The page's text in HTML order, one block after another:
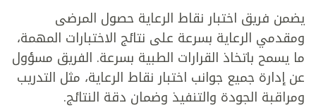
يضمن فريق اختبار نقاط الرعاية حصول المرضى
ومقدمي الرعاية بسرعة على نتائج الاختبارات المهمة،
ما يسمح باتخاذ القرارات الطبية بسرعة. الفريق مسؤول
عن إدارة جميع جوانب اختبار نقاط الرعاية، مثل التدريب
ومراقبة الجودة والتنفيذ وضمان دقة النتائج.